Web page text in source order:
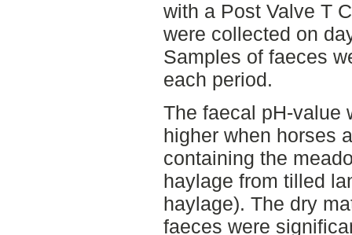
with a Post Valve T
were collected on
Samples of faeces
each period.
The faecal pH-value
higher when horses
containing the
haylage from tilled
haylage). The dry
faeces were